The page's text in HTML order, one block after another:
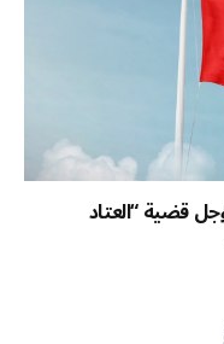
قضية “العتاد